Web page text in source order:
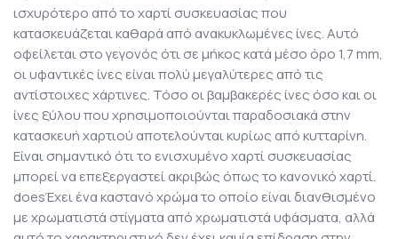
ισχυρότερο από το χαρτί συσκευασίας που
κατασκευάζεται καθαρά από ανακυκλωμένες ίνες. Αυτό
οφείλεται στο γεγονός ότι σε μήκος κατά μέσο όρο 1,7 mm,
οι υφαντικές ίνες είναι πολύ μεγαλύτερες από τις
αντίστοιχες χάρτινες. Τόσο οι βαμβακερές ίνες όσο και οι
ίνες ξύλου που χρησιμοποιούνται παραδοσιακά στην
κατασκευή χαρτιού αποτελούνται κυρίως από κυτταρίνη.
Είναι σημαντικό ότι το ενισχυμένο χαρτί συσκευασίας
μπορεί να επεξεργαστεί ακριβώς όπως το κανονικό χαρτί.
doesΈχει ένα καστανό χρώμα το οποίο είναι διανθισμένο
με χρωματιστά στίγματα από χρωματιστά υφάσματα, αλλά